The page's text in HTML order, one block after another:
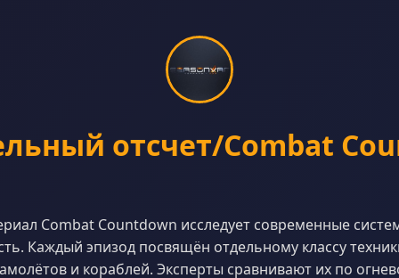
отсчет/Combat
Combat Countdown исследует современные
Каждый эпизод посвящён отдельному классу
и кораблей. Эксперты сравнивают их по